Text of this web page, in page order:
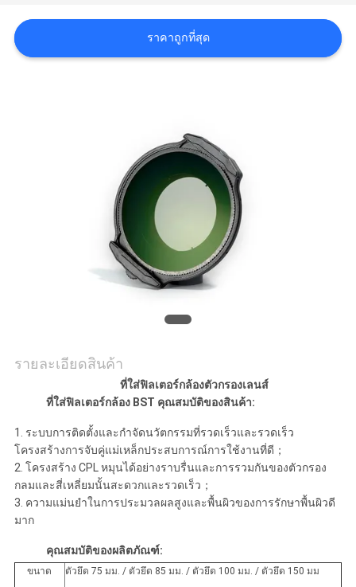
ใบ
เสนอ
ราคาถูกที่สุด
รายละเอียดสินค้า
ที่ใส่ฟิลเตอร์กล้องตัวกรองเลนส์
ที่ใส่ฟิลเตอร์กล้อง BST คุณสมบัติของสินค้า:
1. ระบบการติดตั้งและกำจัดนวัตกรรมที่รวดเร็วและรวดเร็ว
โครงสร้างการจับคู่แม่เหล็กประสบการณ์การใช้งานที่ดี；
2. โครงสร้าง CPL หมุนได้อย่างราบรื่นและการรวมกันของตัวกรอง
กลมและสี่เหลี่ยมนั้นสะดวกและรวดเร็ว；
3. ความแม่นยำในการประมวลผลสูงและพื้นผิวของการรักษาพื้นผิวดี
มาก
คุณสมบัติของผลิตภัณฑ์:
ขนาด ตัวยึด 75 มม. / ตัวยึด 85 มม. / ตัวยึด 100 มม. / ตัวยึด 150 มม